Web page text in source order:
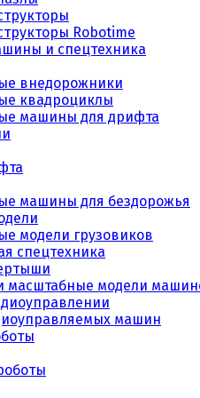
Robotime
и спецтехника
внедорожники
квадроциклы
машины для дрифта
машины для бездорожья
модели грузовиков
спецтехника
масштабные модели
машин